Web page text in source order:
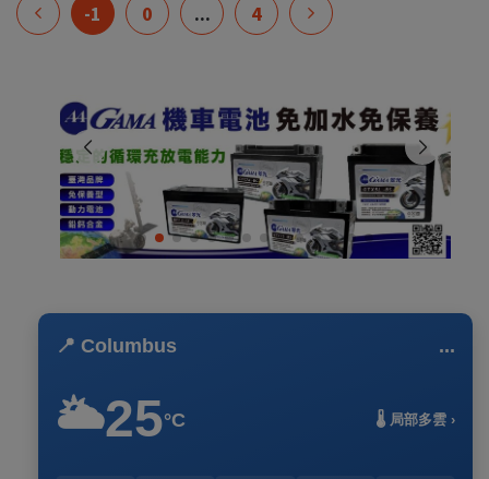
-1 0 ... 4
📍 Columbus ...
🌥️25°C 🌡️ 局部多雲 ›